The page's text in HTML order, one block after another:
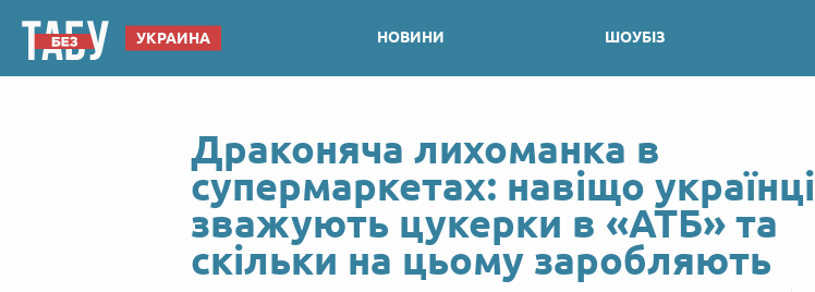
УКРАИНА НОВИНИ ШОУБІЗ
Драконяча лихоманка в
супермаркетах: навіщо українці
зважують цукерки в «АТБ» та
скільки на цьому заробляють